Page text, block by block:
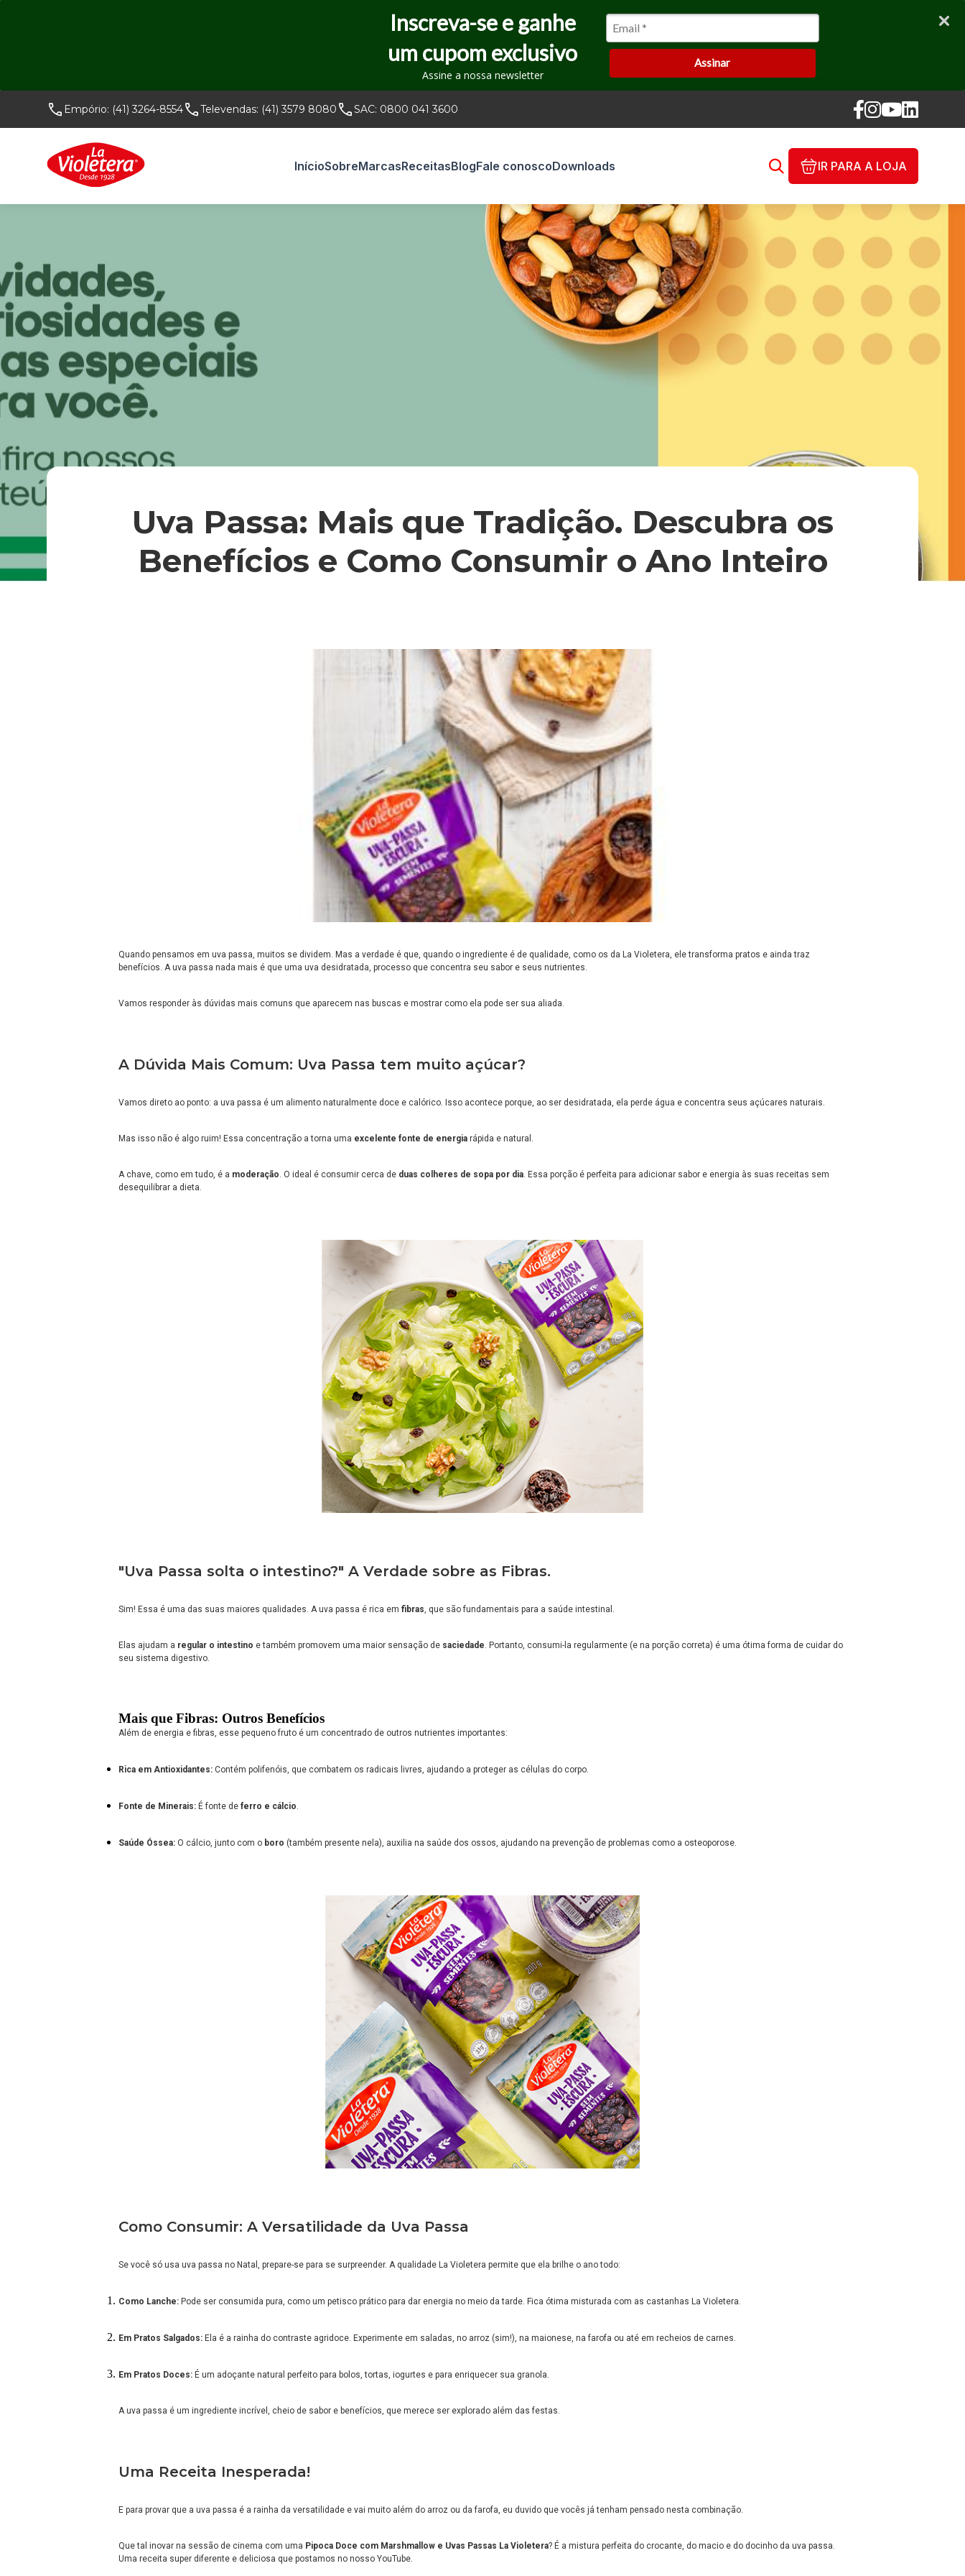
Inscreva-se e ganhe
um cupom exclusivo
Assine a nossa newsletter
Assinar
Empório: (41) 3264-8554 Televendas: (41) 3579 8080 SAC: 0800 041 3600
InícioSobreMarcasReceitasBlogFale conoscoDownloads IR PARA A LOJA
Uva Passa: Mais que Tradição. Descubra os
Benefícios e Como Consumir o Ano Inteiro
Quando pensamos em uva passa, muitos se dividem. Mas a verdade é que, quando o ingrediente é de qualidade, como os da La Violetera, ele transforma pratos e ainda traz
benefícios. A uva passa nada mais é que uma uva desidratada, processo que concentra seu sabor e seus nutrientes.
Vamos responder às dúvidas mais comuns que aparecem nas buscas e mostrar como ela pode ser sua aliada.
A Dúvida Mais Comum: Uva Passa tem muito açúcar?
Vamos direto ao ponto: a uva passa é um alimento naturalmente doce e calórico. Isso acontece porque, ao ser desidratada, ela perde água e concentra seus açúcares naturais.
Mas isso não é algo ruim! Essa concentração a torna uma excelente fonte de energia rápida e natural.
A chave, como em tudo, é a moderação. O ideal é consumir cerca de duas colheres de sopa por dia. Essa porção é perfeita para adicionar sabor e energia às suas receitas sem
desequilibrar a dieta.
"Uva Passa solta o intestino?" A Verdade sobre as Fibras.
Sim! Essa é uma das suas maiores qualidades. A uva passa é rica em fibras, que são fundamentais para a saúde intestinal.
Elas ajudam a regular o intestino e também promovem uma maior sensação de saciedade. Portanto, consumi-la regularmente (e na porção correta) é uma ótima forma de cuidar do
seu sistema digestivo.
Mais que Fibras: Outros Benefícios
Além de energia e fibras, esse pequeno fruto é um concentrado de outros nutrientes importantes:
Rica em Antioxidantes: Contém polifenóis, que combatem os radicais livres, ajudando a proteger as células do corpo.
Fonte de Minerais: É fonte de ferro e cálcio.
Saúde Óssea: O cálcio, junto com o boro (também presente nela), auxilia na saúde dos ossos, ajudando na prevenção de problemas como a osteoporose.
Como Consumir: A Versatilidade da Uva Passa
Se você só usa uva passa no Natal, prepare-se para se surpreender. A qualidade La Violetera permite que ela brilhe o ano todo:
Como Lanche: Pode ser consumida pura, como um petisco prático para dar energia no meio da tarde. Fica ótima misturada com as castanhas La Violetera.
Em Pratos Salgados: Ela é a rainha do contraste agridoce. Experimente em saladas, no arroz (sim!), na maionese, na farofa ou até em recheios de carnes.
Em Pratos Doces: É um adoçante natural perfeito para bolos, tortas, iogurtes e para enriquecer sua granola.
A uva passa é um ingrediente incrível, cheio de sabor e benefícios, que merece ser explorado além das festas.
Uma Receita Inesperada!
E para provar que a uva passa é a rainha da versatilidade e vai muito além do arroz ou da farofa, eu duvido que vocês já tenham pensado nesta combinação.
Que tal inovar na sessão de cinema com uma Pipoca Doce com Marshmallow e Uvas Passas La Violetera? É a mistura perfeita do crocante, do macio e do docinho da uva passa.
Uma receita super diferente e deliciosa que postamos no nosso YouTube.